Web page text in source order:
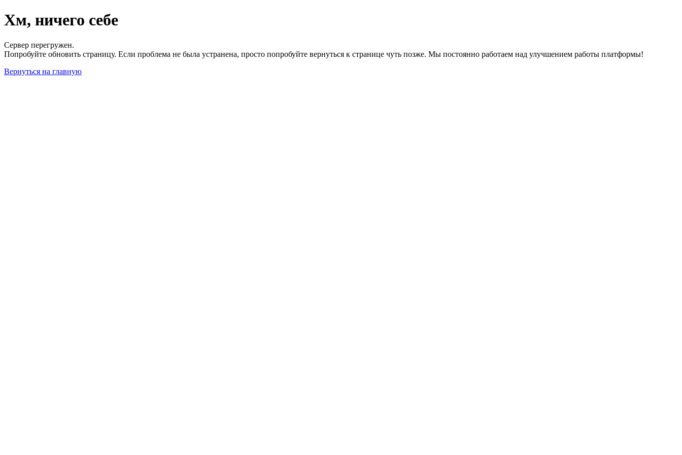
Хм, ничего себе
Сервер перегружен.
Попробуйте обновить страницу. Если проблема не была устранена, просто попробуйте вернуться к странице чуть позже. Мы постоянно работаем над улучшением работы платформы!
Вернуться на главную